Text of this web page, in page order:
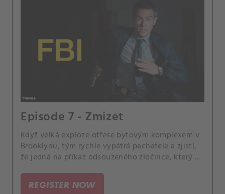
Episode 7 - Zmizet
Když velká exploze otřese bytovým komplexem v
Brooklynu, tým rychle vypátrá pachatele a zjistí,
že jedná na příkaz odsouzeného zločince, který si
REGISTER NOW